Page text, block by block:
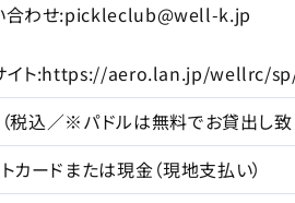
合わせ:pickleclub@well-k.jp
イト:https://aero.lan.jp/wellrc/
税込／※パドルは無料でお貸出し致
カードまたは現金（現地支払い）